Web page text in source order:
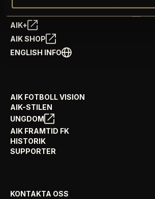
PRENUMERERA PÅ NYHETSBREV
AIK+
AIK SHOP
ENGLISH INFO
AIK FOTBOLL VISION
AIK-STILEN
UNGDOM
AIK FRAMTID FK
HISTORIK
SUPPORTER
KONTAKTA OSS